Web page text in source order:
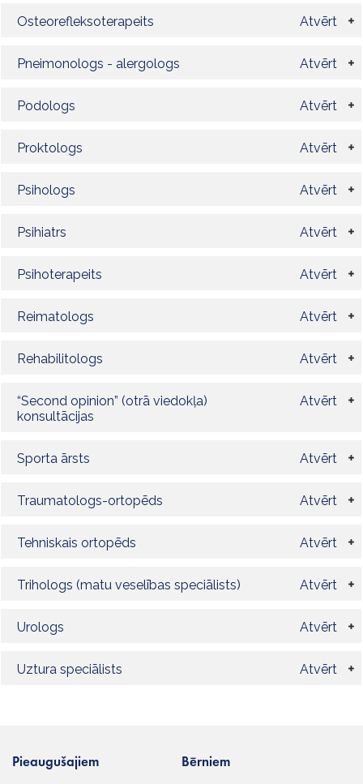
Osteorefleksoterapeits Atvērt
Pneimonologs - alergologs Atvērt
Podologs Atvērt
Proktologs Atvērt
Psihologs Atvērt
Psihiatrs Atvērt
Psihoterapeits Atvērt
Reimatologs Atvērt
Rehabilitologs Atvērt
“Second opinion” (otrā viedokļa)
konsultācijas
Atvērt
Sporta ārsts Atvērt
Traumatologs-ortopēds Atvērt
Tehniskais ortopēds Atvērt
Trihologs (matu veselības speciālists) Atvērt
Urologs Atvērt
Uztura speciālists Atvērt
Pieaugušajiem Bērniem